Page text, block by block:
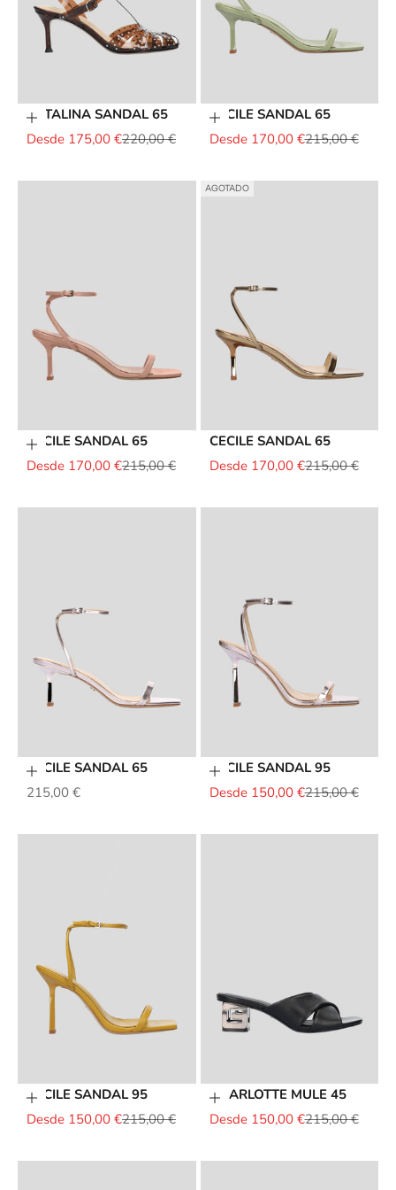
Elige opciones
CATALINA SANDAL 65
Precio de oferta
Desde 175,00 €Precio normal
220,00 €
Elige opciones
CECILE SANDAL 65
Precio de oferta
Desde 170,00 €Precio normal
215,00 €
Elige opciones
CECILE SANDAL 65
Precio de oferta
Desde 170,00 €Precio normal
215,00 €
AGOTADO
CECILE SANDAL 65
Precio de oferta
Desde 170,00 €Precio normal
215,00 €
Elige opciones
CECILE SANDAL 65
Precio de oferta
215,00 €
Elige opciones
CECILE SANDAL 95
Precio de oferta
Desde 150,00 €Precio normal
215,00 €
Elige opciones
CECILE SANDAL 95
Precio de oferta
Desde 150,00 €Precio normal
215,00 €
Elige opciones
CHARLOTTE MULE 45
Precio de oferta
Desde 150,00 €Precio normal
215,00 €